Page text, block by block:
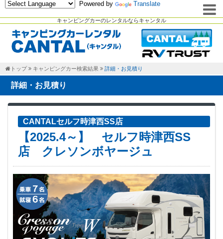
キャンピングカーのレンタルならキャンタル
Powered by Translate
トップ キャンピングカー検索結果 詳細・お見積り
詳細・お見積り
CANTALセルフ時津西SS店
【2025.4～】 セルフ時津西SS
店 クレソンボヤージュ